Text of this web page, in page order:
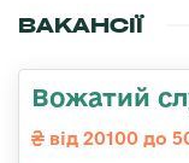
ВАКАНСІЇ
Вожатий
від 20100 до